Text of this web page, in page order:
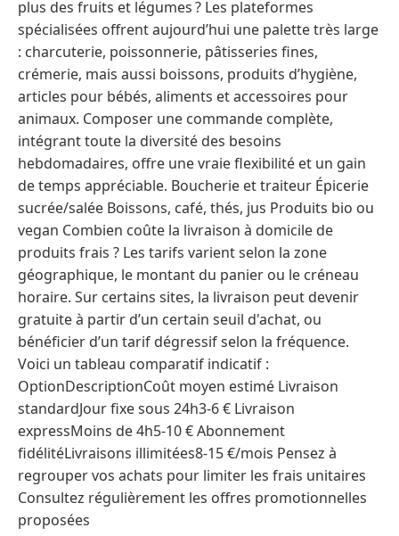
plus des fruits et légumes ? Les plateformes
spécialisées offrent aujourd’hui une palette très large
: charcuterie, poissonnerie, pâtisseries fines,
crémerie, mais aussi boissons, produits d’hygiène,
articles pour bébés, aliments et accessoires pour
animaux. Composer une commande complète,
intégrant toute la diversité des besoins
hebdomadaires, offre une vraie flexibilité et un gain
de temps appréciable. Boucherie et traiteur Épicerie
sucrée/salée Boissons, café, thés, jus Produits bio ou
vegan Combien coûte la livraison à domicile de
produits frais ? Les tarifs varient selon la zone
géographique, le montant du panier ou le créneau
horaire. Sur certains sites, la livraison peut devenir
gratuite à partir d’un certain seuil d'achat, ou
bénéficier d’un tarif dégressif selon la fréquence.
Voici un tableau comparatif indicatif :
OptionDescriptionCoût moyen estimé Livraison
standardJour fixe sous 24h3-6 € Livraison
expressMoins de 4h5-10 € Abonnement
fidélitéLivraisons illimitées8-15 €/mois Pensez à
regrouper vos achats pour limiter les frais unitaires
Consultez régulièrement les offres promotionnelles
proposées